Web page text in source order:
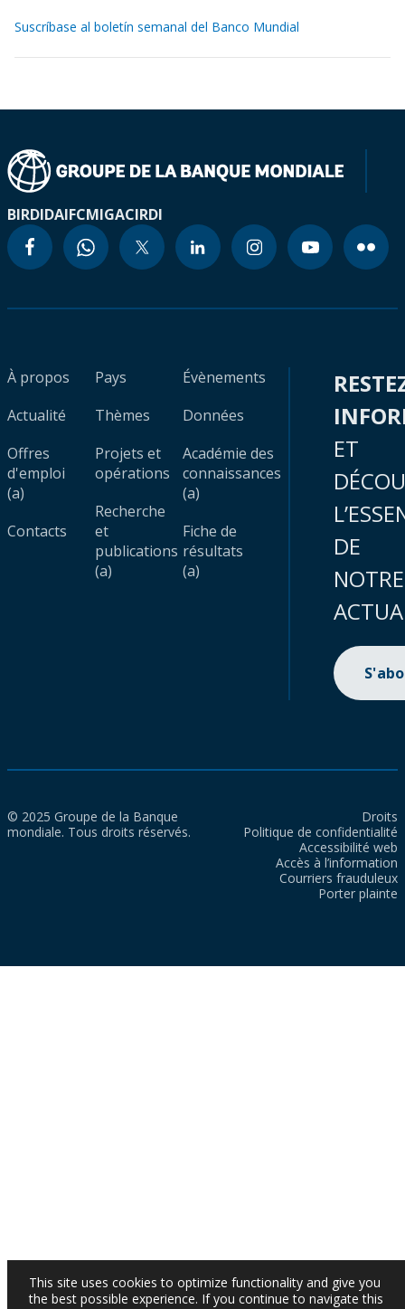
Suscríbase al boletín semanal del Banco Mundial
BIRDIDAIFCMIGACIRDI
À propos
Actualité
Offres
d'emploi
(a)
Contacts
Pays
Thèmes
Projets et
opérations
Recherche
et
publications
(a)
Évènements
Données
Académie des
connaissances
(a)
Fiche de
résultats
(a)
ET
DE
NOTRE
© 2025 Groupe de la Banque
mondiale. Tous droits réservés.
Droits
Politique de confidentialité
Accessibilité web
Accès à l’information
Courriers frauduleux
Porter plainte
This site uses cookies to optimize functionality and give you
the best possible experience. If you continue to navigate this